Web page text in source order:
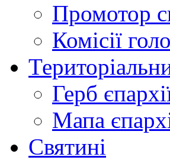
Промотор
Комісії
Герб
Мапа
Святині